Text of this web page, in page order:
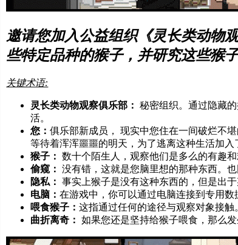
邀请您加入公益组织《灵长类动物
些特定品种的猴子，并研究这些猴
关键术语:
灵长类动物观察俱乐部： 秘密组织。通过隐藏
活。
您：俱乐部新成员， 现实中您住在一间破烂不
等待着浑浑噩噩的明天，为了逃离这种生活加入
猴子： 数十个陌生人，观察他们是多么的有趣和
偷窥： 没有错，这就是您脑里想的那种东西。
隐私： 事实上猴子是没有这种东西的，但是出
电脑：在游戏中，你可以通过电脑连接到专用数
喂食猴子：这指通过任何的途径与观察对象接
曲折离奇： 如果您还是坚持给猴子喂食，那么发